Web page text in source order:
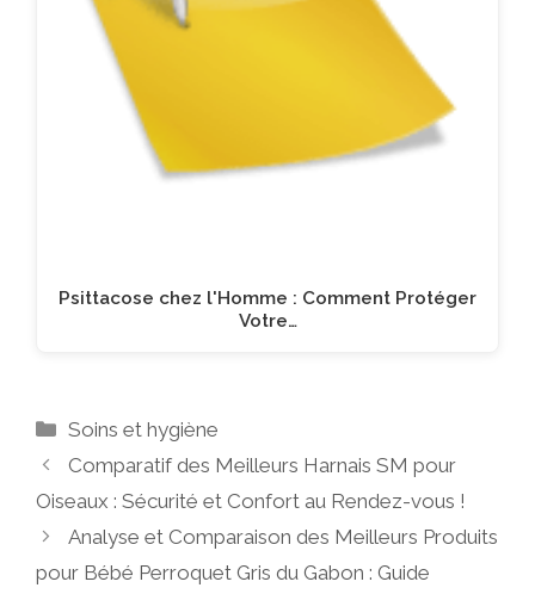
Psittacose chez l'Homme : Comment Protéger
Votre…
Catégories
Soins et hygiène
Comparatif des Meilleurs Harnais SM pour
Oiseaux : Sécurité et Confort au Rendez-vous !
Analyse et Comparaison des Meilleurs Produits
pour Bébé Perroquet Gris du Gabon : Guide